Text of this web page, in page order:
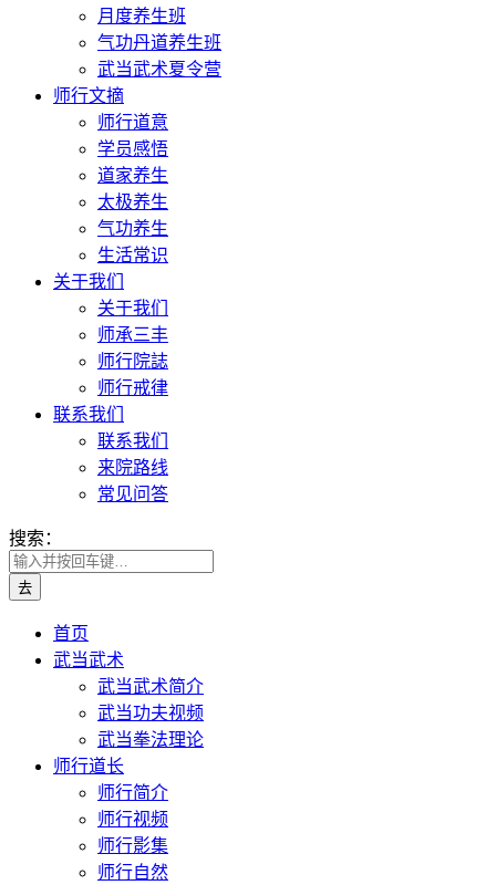
月度养生班
气功丹道养生班
武当武术夏令营
师行文摘
师行道意
学员感悟
道家养生
太极养生
气功养生
生活常识
关于我们
关于我们
师承三丰
师行院誌
师行戒律
联系我们
联系我们
来院路线
常见问答
搜索：
首页
武当武术
武当武术简介
武当功夫视频
武当拳法理论
师行道长
师行简介
师行视频
师行影集
师行自然